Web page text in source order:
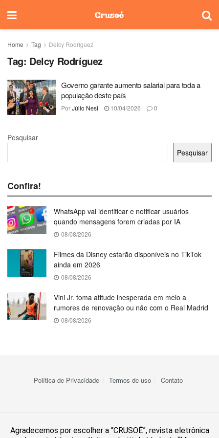
Home Tag Delcy Rodríguez
Tag: Delcy Rodríguez
Governo garante aumento salarial para toda a
população deste país
PorJúlio Nesi 10/04/2026 0
Pesquisar
Pesquisar
Confira!
WhatsApp vai identificar e notificar usuários
quando mensagens forem criadas por IA
08/08/2026
Filmes da Disney estarão disponíveis no TikTok
ainda em 2026
08/08/2026
Vini Jr. toma atitude inesperada em meio a
rumores de renovação ou não com o Real Madrid
08/08/2026
Política de Privacidade Termos de uso Contato
Agradecemos por escolher a “CRUSOÉ”, revista eletrônica